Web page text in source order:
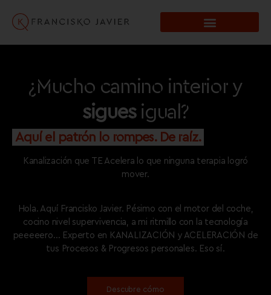
¿Mucho camino interior y
siguesigual?
Aquí el patrón lo rompes. De raíz.
Kanalización que TE Acelera lo que ninguna terapia logró
mover.
Hola. Aquí Francisko Javier. Pésimo con el motor del coche,
cocino nivel supervivencia, a mi ritmillo con la tecnología
peeeeero… Experto en KANALIZACIÓN y ACELERACIÓN de
tus Procesos & Progresos personales. Eso sí.
Descubre cómo